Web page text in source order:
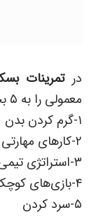
درتمرینات
معمولی را به ۵ بخش تقسیم می‌کنیم:
۱-گرم کردن بدن
۲-کارهای مهارتی
۳-استراتژی تیمی
۴-بازی‌های کوچک
۵-سرد کردن